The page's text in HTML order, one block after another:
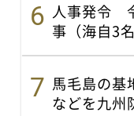
人事発令
事（海自3名
馬毛島の基
などを九州